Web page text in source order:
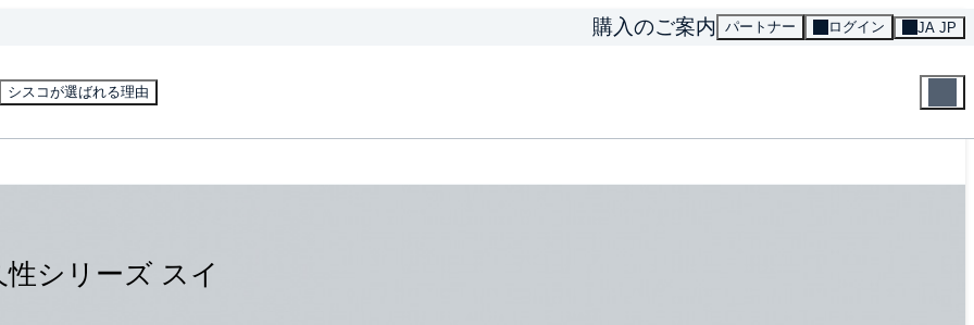
シスコが選ばれる理由
購入のご案内 パートナー ログイン JA JP
性シリーズ スイ